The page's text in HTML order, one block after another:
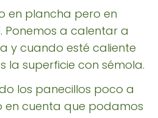
en plancha pero en
Ponemos a calentar a
y cuando esté caliente
la superficie con sémola.
los panecillos poco a
en cuenta que podamos